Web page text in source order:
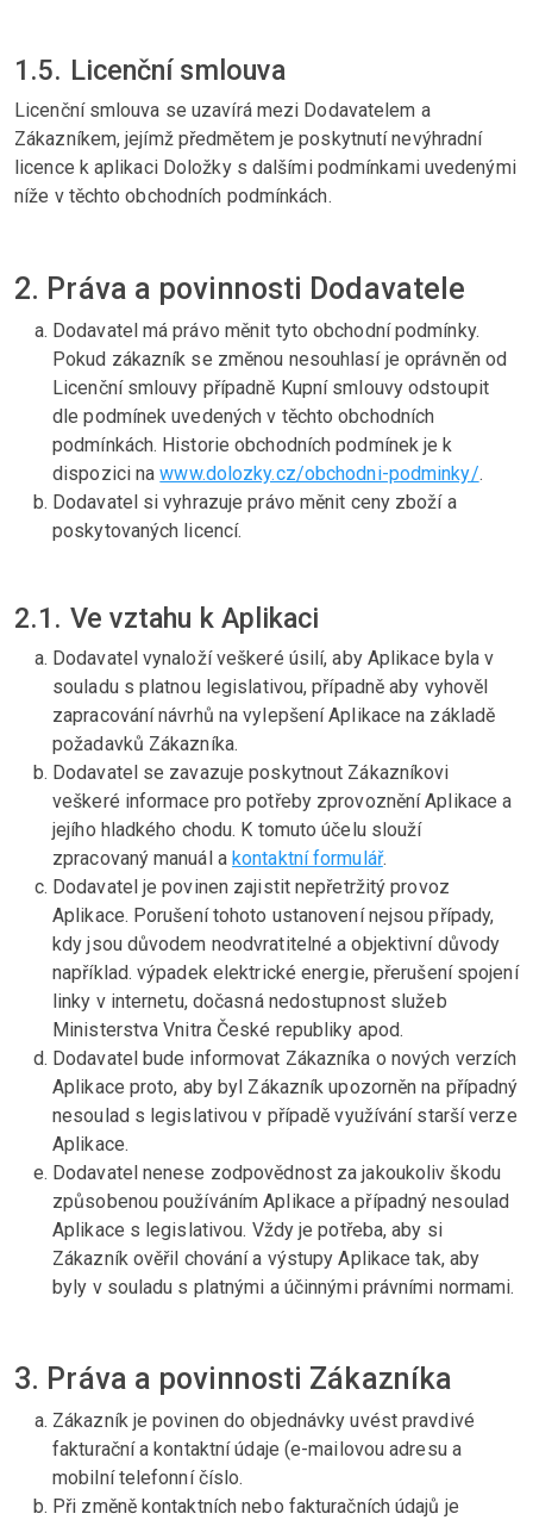
1.5. Licenční smlouva
Licenční smlouva se uzavírá mezi Dodavatelem a
Zákazníkem, jejímž předmětem je poskytnutí nevýhradní
licence k aplikaci Doložky s dalšími podmínkami uvedenými
níže v těchto obchodních podmínkách.
2. Práva a povinnosti Dodavatele
Dodavatel má právo měnit tyto obchodní podmínky.
Pokud zákazník se změnou nesouhlasí je oprávněn od
Licenční smlouvy případně Kupní smlouvy odstoupit
dle podmínek uvedených v těchto obchodních
podmínkách. Historie obchodních podmínek je k
dispozici nawww.dolozky.cz/obchodni-podminky/.
Dodavatel si vyhrazuje právo měnit ceny zboží a
poskytovaných licencí.
2.1. Ve vztahu k Aplikaci
Dodavatel vynaloží veškeré úsilí, aby Aplikace byla v
souladu s platnou legislativou, případně aby vyhověl
zapracování návrhů na vylepšení Aplikace na základě
požadavků Zákazníka.
Dodavatel se zavazuje poskytnout Zákazníkovi
veškeré informace pro potřeby zprovoznění Aplikace a
jejího hladkého chodu. K tomuto účelu slouží
zpracovaný manuál akontaktní formulář.
Dodavatel je povinen zajistit nepřetržitý provoz
Aplikace. Porušení tohoto ustanovení nejsou případy,
kdy jsou důvodem neodvratitelné a objektivní důvody
například. výpadek elektrické energie, přerušení spojení
linky v internetu, dočasná nedostupnost služeb
Ministerstva Vnitra České republiky apod.
Dodavatel bude informovat Zákazníka o nových verzích
Aplikace proto, aby byl Zákazník upozorněn na případný
nesoulad s legislativou v případě využívání starší verze
Aplikace.
Dodavatel nenese zodpovědnost za jakoukoliv škodu
způsobenou používáním Aplikace a případný nesoulad
Aplikace s legislativou. Vždy je potřeba, aby si
Zákazník ověřil chování a výstupy Aplikace tak, aby
byly v souladu s platnými a účinnými právními normami.
3. Práva a povinnosti Zákazníka
Zákazník je povinen do objednávky uvést pravdivé
fakturační a kontaktní údaje (e-mailovou adresu a
mobilní telefonní číslo.
Při změně kontaktních nebo fakturačních údajů je